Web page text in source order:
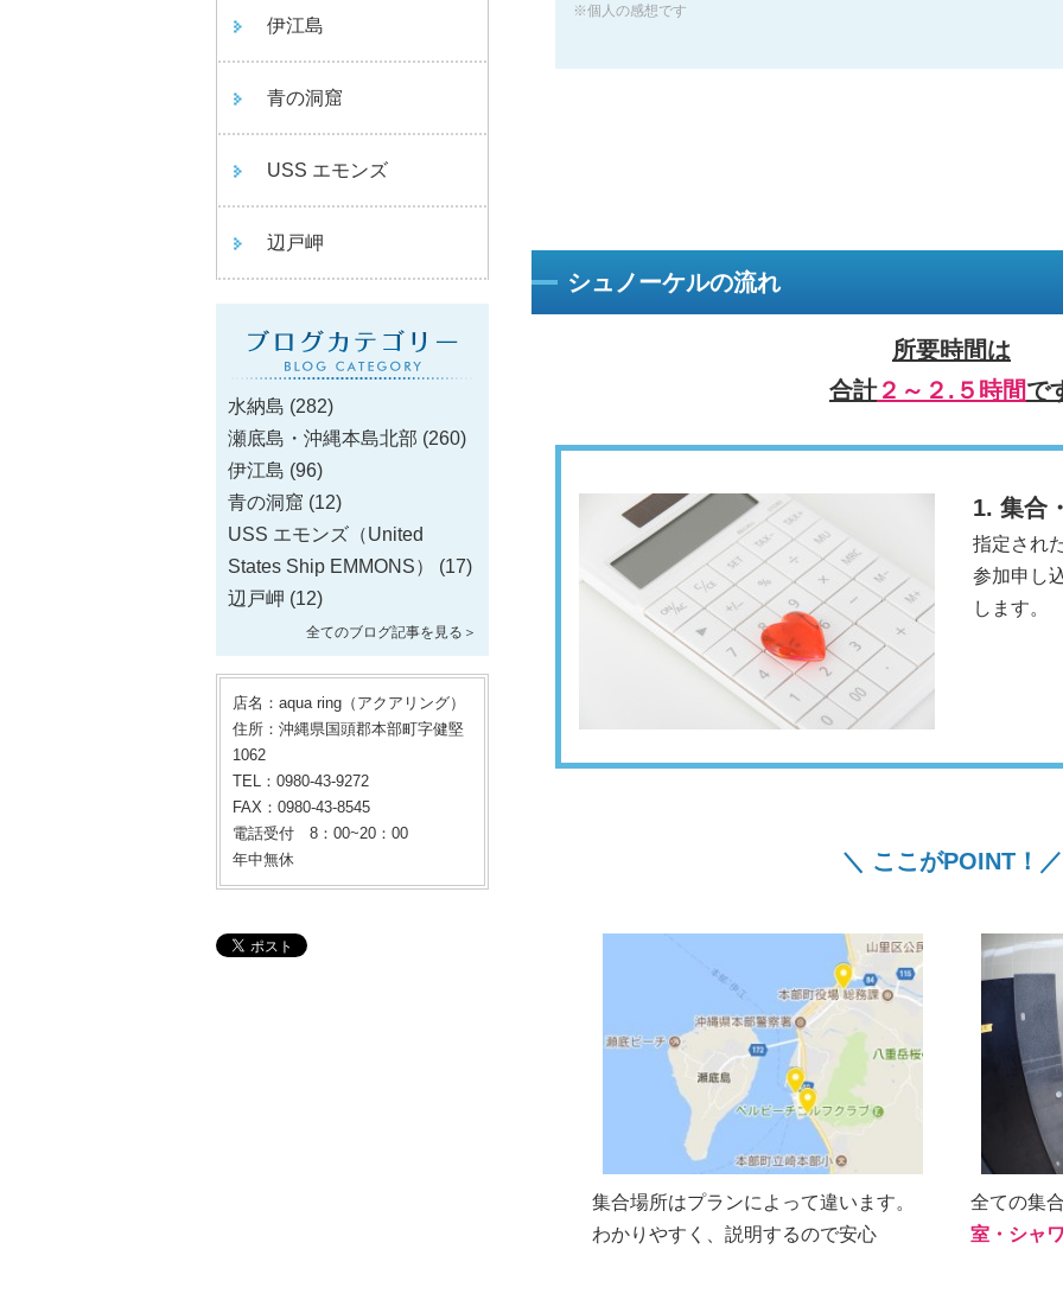
伊江島
青の洞窟
USS エモンズ
辺戸岬
水納島 (282)
瀬底島・沖縄本島北部 (260)
伊江島 (96)
青の洞窟 (12)
USS エモンズ（United
States Ship EMMONS）
(17)
辺戸岬 (12)
全てのブログ記事を見る＞
店名：aqua ring（アクアリング）
住所：沖縄県国頭郡本部町字健堅
1062
TEL：0980-43-9272
FAX：0980-43-8545
電話受付 8：00~20：00
年中無休
※個人の感想です
シュノーケルの流れ
所要時間は
合計２～２.５時間で
1. 集合
指定され
参加申し
します。
＼ ここがPOINT！／
集合場所はプランによって違います。
わかりやすく、説明するので安心
全ての集
室・シャ